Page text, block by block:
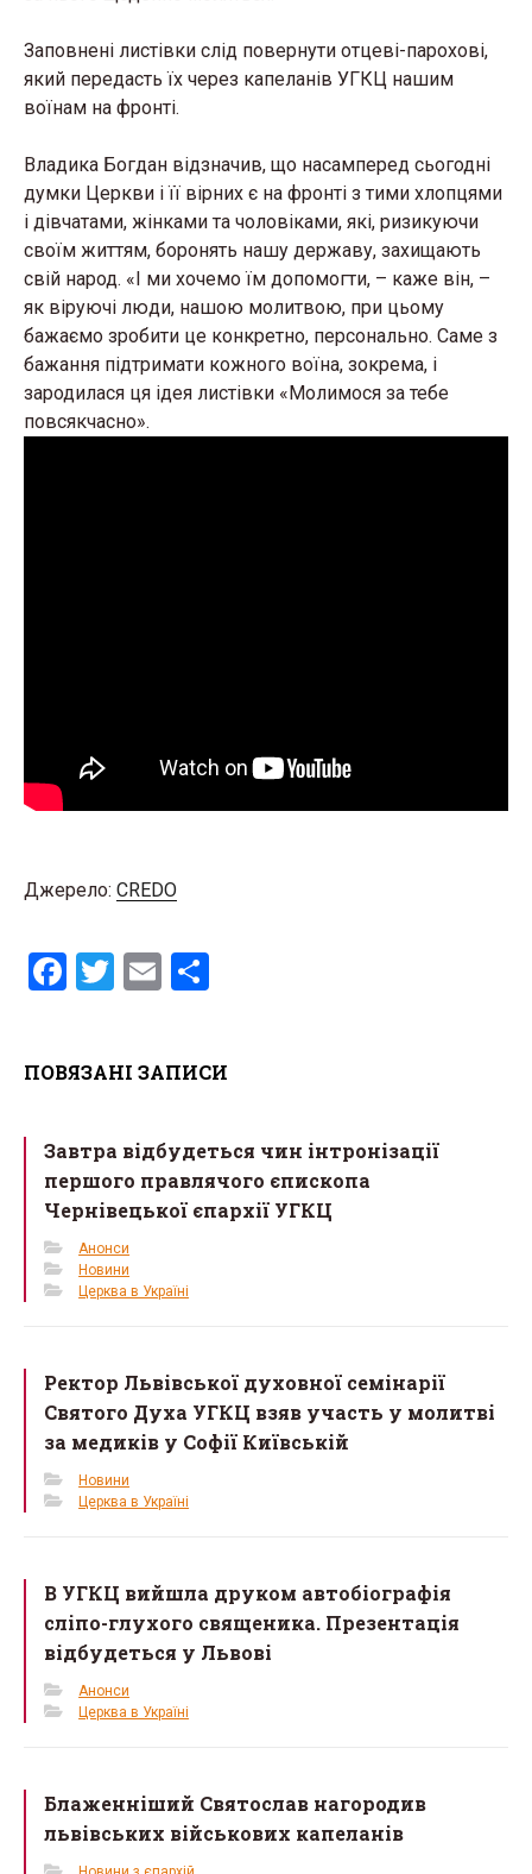
Заповнені листівки слід повернути отцеві-парохові,
який передасть їх через капеланів УГКЦ нашим
воїнам на фронті.
Владика Богдан відзначив, що насамперед сьогодні
думки Церкви і її вірних є на фронті з тими хлопцями
і дівчатами, жінками та чоловіками, які, ризикуючи
своїм життям, боронять нашу державу, захищають
свій народ. «І ми хочемо їм допомогти, – каже він, –
як віруючі люди, нашою молитвою, при цьому
бажаємо зробити це конкретно, персонально. Саме з
бажання підтримати кожного воїна, зокрема, і
зародилася ця ідея листівки «Молимося за тебе
повсякчасно».
Джерело: CREDO
F
b
o
k
T
er
E
e
ПОВЯЗАНІ ЗАПИСИ
Завтра відбудеться чин інтронізації
першого правлячого єпископа
Чернівецької єпархії УГКЦ
Анонси
Новини
Церква в Україні
Ректор Львівської духовної семінарії
Святого Духа УГКЦ взяв участь у молитві
за медиків у Софії Київській
Новини
Церква в Україні
В УГКЦ вийшла друком автобіографія
сліпо-глухого священика. Презентація
відбудеться у Львові
Анонси
Церква в Україні
Блаженніший Святослав нагородив
львівських військових капеланів